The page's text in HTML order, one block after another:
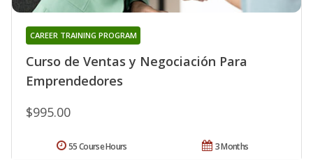
Curso de Ventas y Negociación Para
Emprendedores
CAREER TRAINING PROGRAM
$995.00
3 Months
55 Course Hours